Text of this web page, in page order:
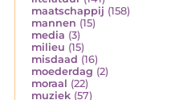
maatschappij (158)
mannen (15)
media (3)
milieu (15)
misdaad (16)
moederdag (2)
moraal (22)
muziek (57)